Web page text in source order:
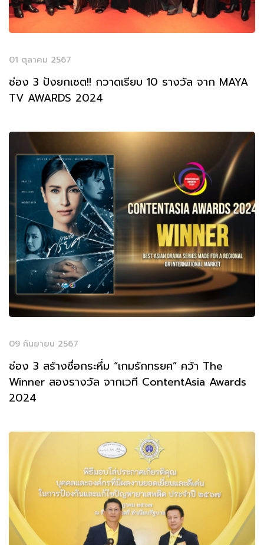
01 ตุลาคม 2567
ช่อง 3 ปังยกเซต!! กวาดเรียบ 10 รางวัล จาก MAYA
TV AWARDS 2024
09 กันยายน 2567
ช่อง 3 สร้างชื่อกระหึ่ม “เกมรักทรยศ” คว้า The
Winner สองรางวัล จากเวที ContentAsia Awards
2024